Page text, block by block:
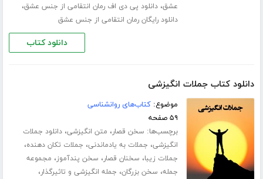
عشق،دانلود پی دی اف رمان انتقامی از جنس عشق،
دانلود رایگان رمان انتقامی از جنس عشق
دانلود کتاب
دانلود کتاب جملات انگیزشی
موضوع:کتاب‌های روانشناسی
۵۹ صفحه
برچسب‌ها: سخن قصار، متن انگیزشی،دانلود جملات
انگیزشی، جملات به یادماندنی، جملات تکان دهنده،
جملات زیبا، سخنان قصار، سخن پندآموز، مجموعه
جمله، سخن بزرگان، جمله انگیزشی و تاثیرگذار،